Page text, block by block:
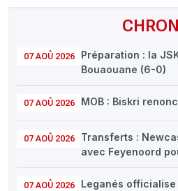
07 AOÛ 2026
Préparation : la
Bouaouane (6-0)
07 AOÛ 2026 MOB : Biskri
07 AOÛ 2026
Transferts :
avec Feyenoord
07 AOÛ 2026
Leganés